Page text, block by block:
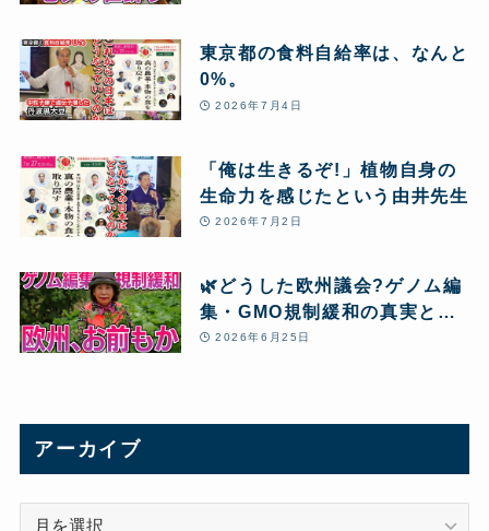
東京都の食料自給率は、なんと
0%。
2026年7月4日
「俺は生きるぞ!」植物自身の
生命力を感じたという由井先生
2026年7月2日
🌿どうした欧州議会?ゲノム編
集・GMO規制緩和の真実と、
本当の「食」
2026年6月25日
アーカイブ